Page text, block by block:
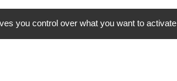
you control over what you want to activate